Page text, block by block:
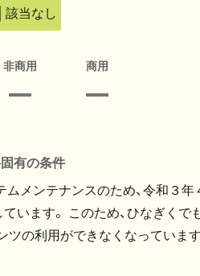
該当なし
非商用 商用
有の条件
ムメンテナンスのため、令和３
ます。 このため、ひなぎくでも
の利用ができなくなっています